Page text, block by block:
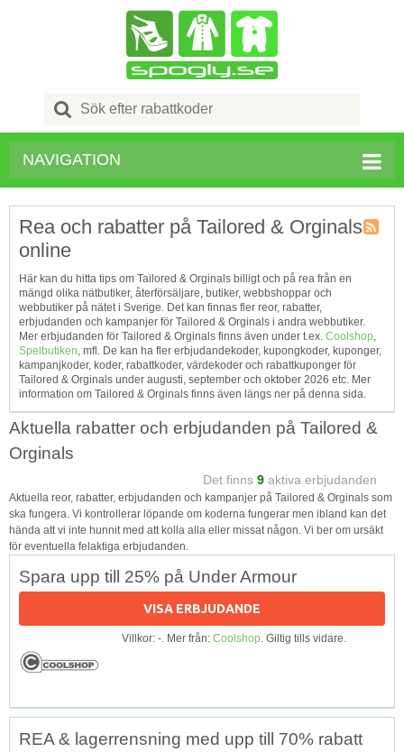
Search
for:
NAVIGATION
Rea och rabatter på Tailored & Orginals
online
Här kan du hitta tips om Tailored & Orginals billigt och på rea från en
mängd olika nätbutiker, återförsäljare, butiker, webbshoppar och
webbutiker på nätet i Sverige. Det kan finnas fler reor, rabatter,
erbjudanden och kampanjer för Tailored & Orginals i andra webbutiker.
Mer erbjudanden för Tailored & Orginals finns även under t.ex. Coolshop,
Spelbutiken, mfl. De kan ha fler erbjudandekoder, kupongkoder, kuponger,
kampanjkoder, koder, rabattkoder, värdekoder och rabattkuponger för
Tailored & Orginals under augusti, september och oktober 2026 etc. Mer
information om Tailored & Orginals finns även längs ner på denna sida.
Aktuella rabatter och erbjudanden på Tailored &
Orginals
Det finns 9 aktiva erbjudanden
Aktuella reor, rabatter, erbjudanden och kampanjer på Tailored & Orginals som
ska fungera. Vi kontrollerar löpande om koderna fungerar men ibland kan det
hända att vi inte hunnit med att kolla alla eller missat någon. Vi ber om ursäkt
för eventuella felaktiga erbjudanden.
Spara upp till 25% på Under Armour
VISA ERBJUDANDE
Villkor: -. Mer från: Coolshop. Giltig tills vidare.
REA & lagerrensning med upp till 70% rabatt